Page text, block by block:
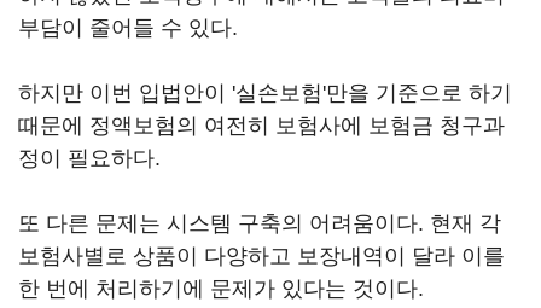
부담이 줄어들 수 있다.
하지만 이번 입법안이 '실손보험'만을 기준으로 하기
때문에 정액보험의 여전히 보험사에 보험금 청구과
정이 필요하다.
또 다른 문제는 시스템 구축의 어려움이다. 현재 각
보험사별로 상품이 다양하고 보장내역이 달라 이를
한 번에 처리하기에 문제가 있다는 것이다.